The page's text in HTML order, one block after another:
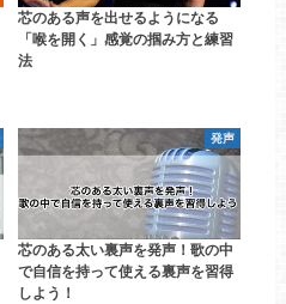
芯のある声を出せるようになる
「喉を開く」感覚の掴み方と練習
法
発声
芯のある太い裏声を発声！歌の中
で自信を持って使える裏声を習得
しよう！